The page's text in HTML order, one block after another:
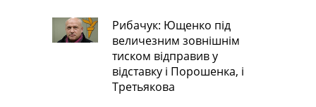
Рибачук: Ющенко під
величезним зовнішнім
тиском відправив у
відставку і Порошенка, і
Третьякова